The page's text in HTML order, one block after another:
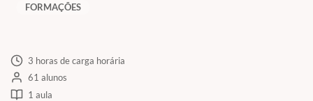
FORMAÇÕES
3 horas de carga horária
61 alunos
1 aula